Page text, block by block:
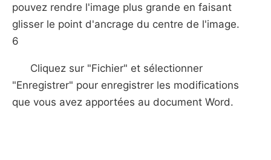
pouvez rendre l'image plus grande en faisant
glisser le point d'ancrage du centre de l'image.
6
Cliquez sur "Fichier" et sélectionner
"Enregistrer" pour enregistrer les modifications
que vous avez apportées au document Word.